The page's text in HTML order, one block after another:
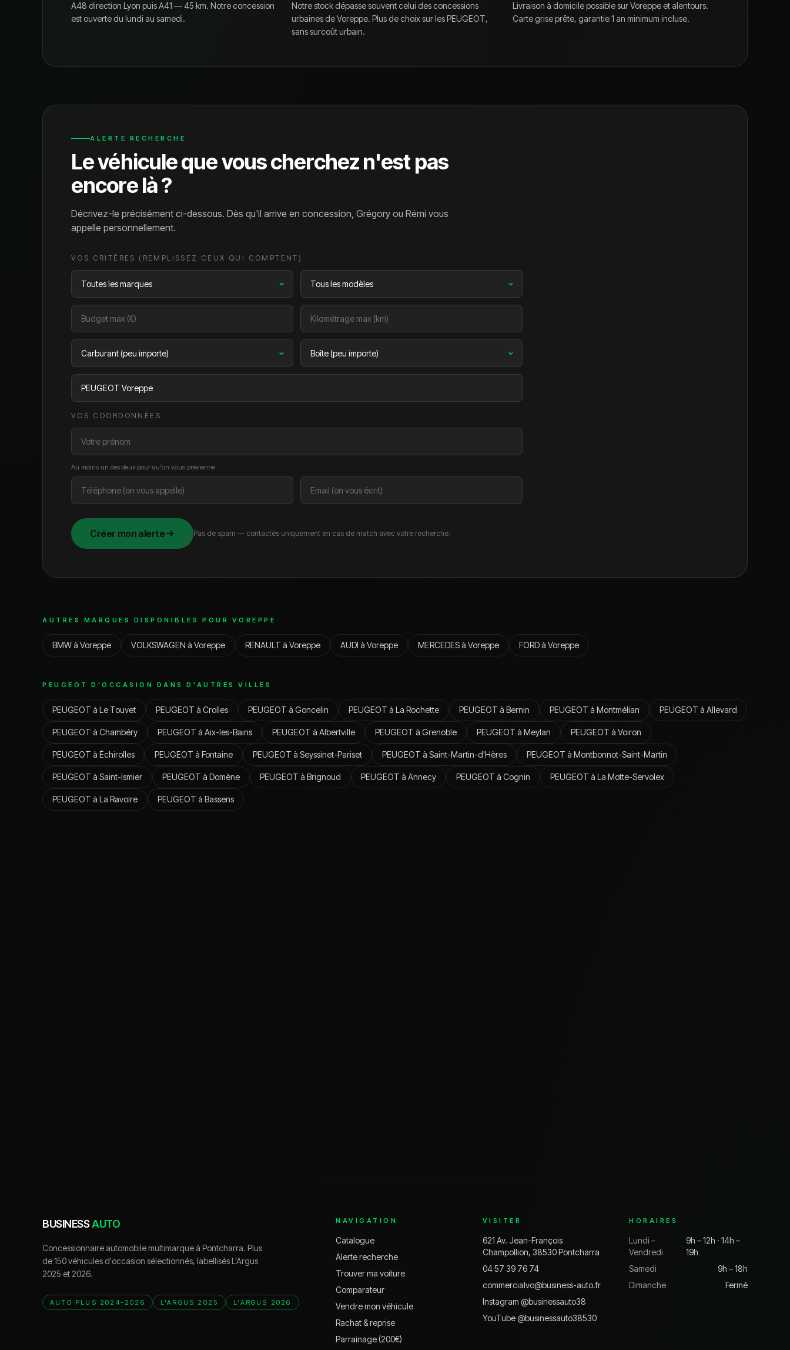
A48 direction Lyon puis A41 — 45 km. Notre concession
est ouverte du lundi au samedi.
Notre stock dépasse souvent celui des concessions
urbaines deVoreppe. Plus de choix sur lesPEUGEOT,
sans surcoût urbain.
Livraison à domicile possible surVoreppeet alentours.
Carte grise prête, garantie 1 an minimum incluse.
ALERTE RECHERCHE
Le véhicule que vous cherchez n'est pas
encore là ?
Décrivez-le précisément ci-dessous. Dès qu'il arrive en concession, Grégory ou Rémi vous
appelle personnellement.
VOS CRITÈRES (REMPLISSEZ CEUX QUI COMPTENT)
VOS COORDONNÉES
Au moins un des deux pour qu'on vous prévienne :
Créer mon alerte Pas de spam — contactés uniquement en cas de match avec votre recherche.
AUTRES MARQUES DISPONIBLES POUR VOREPPE
BMWà Voreppe VOLKSWAGEN à Voreppe RENAULT à Voreppe AUDI à Voreppe MERCEDESà Voreppe FORDà Voreppe
PEUGEOT D'OCCASION DANS D'AUTRES VILLES
PEUGEOT à Le Touvet PEUGEOT à Crolles PEUGEOT à Goncelin PEUGEOT à La Rochette PEUGEOT à Bernin PEUGEOT à Montmélian PEUGEOT à Allevard
PEUGEOT à Chambéry PEUGEOT à Aix-les-Bains PEUGEOT à Albertville PEUGEOT à Grenoble PEUGEOT à Meylan PEUGEOT à Voiron
PEUGEOT à Échirolles PEUGEOT à Fontaine PEUGEOT à Seyssinet-Pariset PEUGEOT à Saint-Martin-d'Hères PEUGEOT à Montbonnot-Saint-Martin
PEUGEOT à Saint-Ismier PEUGEOT à Domène PEUGEOT à Brignoud PEUGEOT à Annecy PEUGEOT à Cognin PEUGEOT à La Motte-Servolex
PEUGEOT à La Ravoire PEUGEOT à Bassens
BUSINESSAUTO
Concessionnaire automobile multimarque à Pontcharra. Plus
de 150 véhicules d'occasion sélectionnés, labellisés L'Argus
2025 et 2026.
AUTO PLUS 2024-2026 L'ARGUS 2025 L'ARGUS 2026
NAVIGATION
Catalogue
Alerte recherche
Trouver ma voiture
Comparateur
Vendre mon véhicule
Rachat & reprise
Parrainage (200€)
VISITER
621 Av. Jean-François
Champollion, 38530 Pontcharra
04 57 39 76 74
commercialvo@business-auto.fr
Instagram @businessauto38
YouTube @businessauto38530
HORAIRES
Lundi –
Vendredi
9h – 12h · 14h –
19h
Samedi
9h – 18h
Dimanche
Fermé